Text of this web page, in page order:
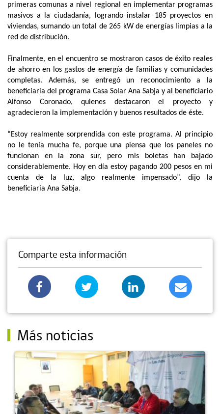
primeras comunas a nivel regional en implementar programas
masivos a la ciudadanía, logrando instalar 185 proyectos en
viviendas, sumando un total de 265 kW de energías limpias a la
red de distribución.
Finalmente, en el encuentro se mostraron casos de éxito reales
de ahorro en los gastos de energía de familias y comunidades
completas. Además, se entregó un reconocimiento a la
beneficiaria del programa Casa Solar Ana Sabja y al beneficiario
Alfonso Coronado, quienes destacaron el proyecto y
agradecieron la implementación y buenos resultados de éste.
“Estoy realmente sorprendida con este programa. Al principio
no le tenía mucha fe, porque una piensa que los paneles no
funcionan en la zona sur, pero mis boletas han bajado
considerablemente. Hoy en día estoy pagando 200 pesos en mi
cuenta de la luz, algo realmente impensado”, dijo la
beneficiaria Ana Sabja.
Comparte esta información
Más noticias